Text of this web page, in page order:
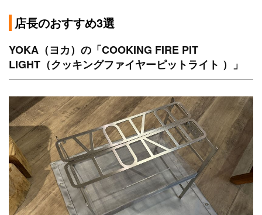
店長のおすすめ3選
YOKA（ヨカ）の「COOKING FIRE PIT
LIGHT（クッキングファイヤーピットライト ）」